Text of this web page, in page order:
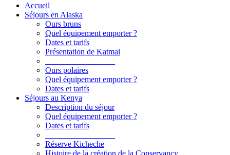
Accueil
Séjours en Alaska
Ours bruns
Quel équipement emporter ?
Dates et tarifs
Présentation de Katmai
Ours polaires
Quel équipement emporter ?
Dates et tarifs
Séjours au Kenya
Description du séjour
Quel équipement emporter ?
Dates et tarifs
Réserve Kicheche
Histoire de la création de la Conservancy